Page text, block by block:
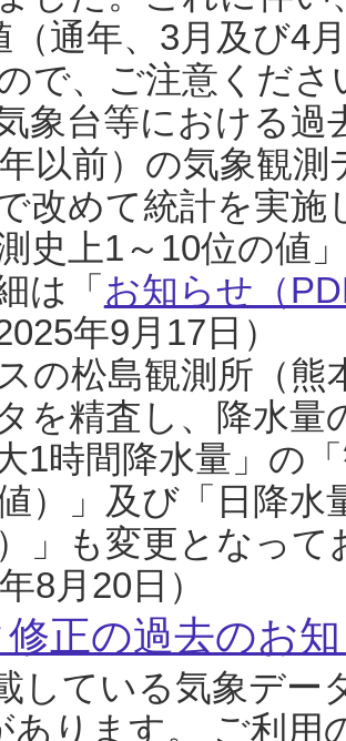
（通年、3月及び4
で、ご注意くだ
象台等における過
年以前）の気象観
改めて統計を実
史上1～10位の値
は「 お知らせ（
年9月17日）
の松島観測所（熊
を精査し、降水
大1時間降水量」の
）」及び「日降
」も変更となっ
8月20日）
正の過去のお
している気象デー
あります。 ご利用